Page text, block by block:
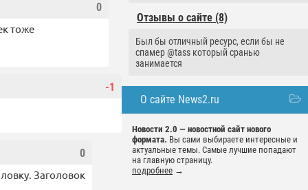
Отзывы о сайте (8)
Был бы отличный ресурс, если бы не
спамер @tass который сранью
занимается
О сайте News2.ru
Новости 2.0 — новостной сайт нового
формата. Вы сами выбираете интересные и
актуальные темы. Самые лучшие попадают
на главную страницу.
подробнее →
0
тоже
-1
0
Заголовок